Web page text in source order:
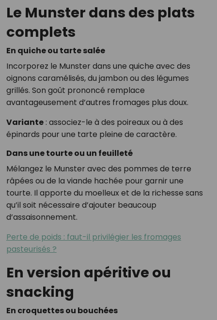
Le Munster dans des plats
complets
En quiche ou tarte salée
Incorporez le Munster dans une quiche avec des
oignons caramélisés, du jambon ou des légumes
grillés. Son goût prononcé remplace
avantageusement d’autres fromages plus doux.
Variante: associez-le à des poireaux ou à des
épinards pour une tarte pleine de caractère.
Dans une tourte ou un feuilleté
Mélangez le Munster avec des pommes de terre
râpées ou de la viande hachée pour garnir une
tourte. Il apporte du moelleux et de la richesse sans
qu’il soit nécessaire d’ajouter beaucoup
d’assaisonnement.
Perte de poids : faut-il privilégier les fromages
pasteurisés ?
En version apéritive ou
snacking
En croquettes ou bouchées